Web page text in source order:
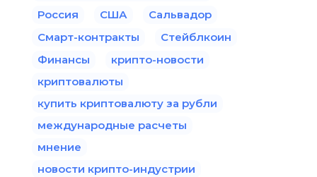
Россия
США
Сальвадор
Смарт-контракты
Стейблкоин
Финансы
крипто-новости
криптовалюты
купить криптовалюту за рубли
международные расчеты
мнение
новости крипто-индустрии